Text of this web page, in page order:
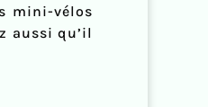
mini-vélos
aussi qu’il